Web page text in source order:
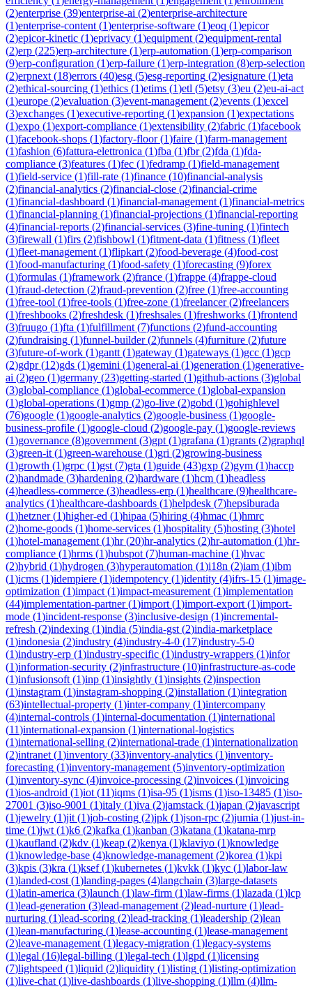
(2)enterprise (39)enterprise-ai (2)enterprise-architecture
(1)enterprise-content (1)enterprise-software (1)eoq (1)epicor
(2)epicor-kinetic (1)eprivacy (1)equipment (2)equipment-rental
(2)erp (225)erp-architecture (1)erp-automation (1)erp-comparison
(9)erp-configuration (1)erp-failure (1)erp-integration (8)erp-selection
(2)erpnext (18)errors (40)esg (5)esg-reporting (2)esignature (1)eta
(2)ethical-sourcing (1)ethics (1)etims (1)etl (5)etsy (3)eu (2)eu-ai-act
(1)europe (2)evaluation (3)event-management (2)events (1)excel
(3)exchanges (1)executive-reporting (1)expansion (1)expectations
(1)expo (1)export-compliance (1)extensibility (2)fabric (1)facebook
(1)facebook-shops (1)factory-floor(1)faire (1)farm-management
(1)fashion (6)fattura-elettronica (1)fba (1)fbr(2)fda (1)fda-
compliance (3)features (1)fec (1)fedramp (1)field-management
(1)field-service (1)fill-rate (1)finance (10)financial-analysis
(2)financial-analytics (2)financial-close (2)financial-crime
(1)financial-dashboard (1)financial-management (1)financial-metrics
(1)financial-planning (1)financial-projections (1)financial-reporting
(4)financial-reports (2)financial-services (3)fine-tuning (1)fintech
(3)firewall (1)firs (2)fishbowl (1)fitment-data (1)fitness (1)fleet
(1)fleet-management (1)flipkart (2)food-beverage (4)food-cost
(1)food-manufacturing (1)food-safety (1)forecasting (9)forex
(1)formulas (1)framework (2)france (1)frappe (4)frappe-cloud
(1)fraud-detection (2)fraud-prevention (2)free (1)free-accounting
(1)free-tool (1)free-tools (1)free-zone (1)freelancer(2)freelancers
(1)freshbooks (2)freshdesk (1)freshsales (1)freshworks (1)frontend
(3)fruugo (1)fta (1)fulfillment (7)functions (2)fund-accounting
(2)fundraising (1)funnel-builder(2)funnels (4)furniture (2)future
(3)future-of-work (1)gantt (1)gateway (1)gateways (1)gcc (1)gcp
(2)gdpr(12)gds (1)gemini (1)general-ai (1)generation (1)generative-
ai (2)geo (1)germany (23)getting-started (1)github-actions (3)global
(3)global-compliance (1)global-ecommerce (1)global-expansion
(1)global-operations (1)gmp (2)go-live (2)gobd (1)gohighlevel
(76)google (1)google-analytics (2)google-business (1)google-
business-profile (1)google-cloud (2)google-pay (1)google-reviews
(1)governance (8)government (3)gpt (1)grafana (1)grants (2)graphql
(3)green-it (1)green-warehouse (1)gri (2)growing-business
(1)growth (1)grpc (1)gst (7)gta (1)guide (43)gxp (2)gym (1)haccp
(2)handmade (3)hardening (2)hardware (1)hcm (1)headless
(4)headless-commerce (3)headless-erp (1)healthcare (9)healthcare-
analytics (1)healthcare-dashboards (1)helpdesk (7)hepsiburada
(1)hetzner(1)higher-ed (1)hipaa (5)hiring (4)hmac (1)hmrc
(2)home-goods (1)home-services (1)hospitality (5)hosting (3)hotel
(1)hotel-management (1)hr(20)hr-analytics (2)hr-automation (1)hr-
compliance (1)hrms (1)hubspot (7)human-machine (1)hvac
(2)hybrid (1)hydrogen (3)hyperautomation (1)i18n (2)iam (1)ibm
(1)icms (1)idempiere (1)idempotency (1)identity (4)ifrs-15 (1)image-
optimization (1)impact (1)impact-measurement (1)implementation
(44)implementation-partner(1)import (1)import-export (1)import-
mode (1)incident-response (3)inclusive-design (1)incremental-
refresh (2)indexing (1)india (5)india-gst (2)india-marketplace
(1)indonesia (2)industry (4)industry-4-0 (17)industry-5-0
(1)industry-erp (1)industry-specific (1)industry-wrappers (1)infor
(1)information-security (2)infrastructure (10)infrastructure-as-code
(1)infusionsoft (1)inp (1)insightly (1)insights (2)inspection
(1)instagram (1)instagram-shopping (2)installation (1)integration
(63)intellectual-property (1)inter-company (1)intercompany
(4)internal-controls (1)internal-documentation (1)international
(11)international-expansion (1)international-logistics
(1)international-selling (2)international-trade (1)internationalization
(2)intranet (1)inventory (33)inventory-analytics (1)inventory-
forecasting (1)inventory-management (5)inventory-optimization
(1)inventory-sync (4)invoice-processing (2)invoices (1)invoicing
(1)ios-android (1)iot (11)iqms (1)isa-95 (1)isms (1)iso-13485 (1)iso-
27001 (3)iso-9001 (1)italy (1)iva (2)jamstack (1)japan (2)javascript
(1)jewelry (1)jit (1)job-costing (2)jpk (1)json-rpc (2)jumia (1)just-in-
time (1)jwt (1)k6 (2)kafka (1)kanban (3)katana (1)katana-mrp
(1)kaufland (2)kdv (1)keap (2)kenya (1)klaviyo (1)knowledge
(1)knowledge-base (4)knowledge-management (2)korea (1)kpi
(3)kpis (3)kra (1)ksef(1)kubernetes (1)kvkk (1)kyc (1)labor-law
(1)landed-cost (1)landing-pages (4)langchain (3)large-datasets
(1)latin-america (3)launch (1)law-firm (1)law-firms (1)lazada (1)lcp
(1)lead-generation (3)lead-management (2)lead-nurture (1)lead-
nurturing (1)lead-scoring (2)lead-tracking (1)leadership (2)lean
(1)lean-manufacturing (1)lease-accounting (1)lease-management
(2)leave-management (1)legacy-migration (1)legacy-systems
(1)legal (16)legal-billing (1)legal-tech (1)lgpd (1)licensing
(7)lightspeed (1)liquid (2)liquidity (1)listing (1)listing-optimization
(1)live-chat (1)live-dashboards (1)live-shopping (1)llm (4)llm-